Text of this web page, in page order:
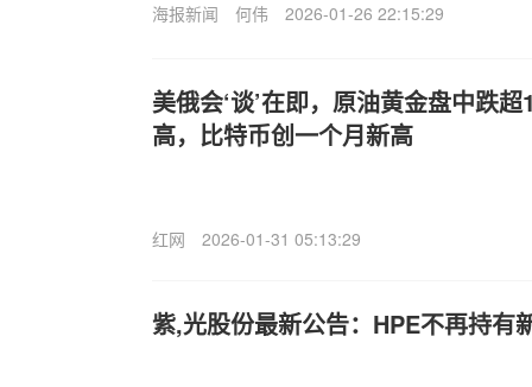
海报新闻 何伟 2026-01-26 22:15:29
美俄会‘谈’在即，原油黄金盘中跌
高，比特币创一个月新高
红网 2026-01-31 05:13:29
紫,光股份最新公告：HPE不再持有